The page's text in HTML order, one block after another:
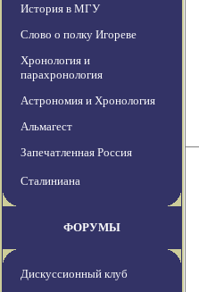
История в МГУ
Слово о полку Игореве
Хронология и
парахронология
Астрономия и Хронология
Альмагест
Запечатленная Россия
Сталиниана
ФОРУМЫ
Дискуссионный клуб